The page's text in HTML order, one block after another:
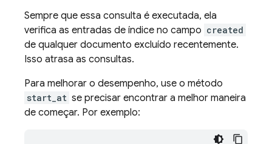
Sempre que essa consulta é executada, ela
verifica as entradas de índice no campo created
de qualquer documento excluído recentemente.
Isso atrasa as consultas.
Para melhorar o desempenho, use o método
start_at se precisar encontrar a melhor maneira
de começar. Por exemplo: